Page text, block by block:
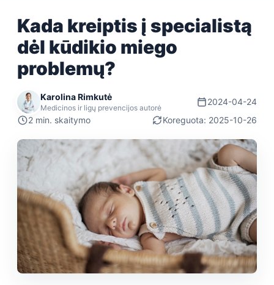
Kada kreiptis į specialistą
dėl kūdikio miego
problemų?
Karolina Rimkutė
Medicinos ir ligų prevencijos autorė
2024-04-24
2 min. skaitymo
Koreguota: 2025-10-26